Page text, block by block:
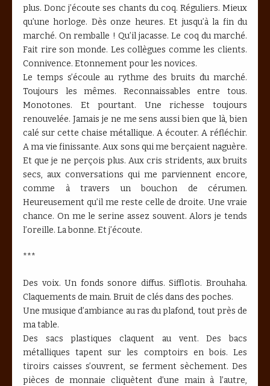
plus. Donc j’écoute ses chants du coq. Réguliers. Mieux
qu’une horloge. Dès onze heures. Et jusqu’à la fin du
marché. On remballe ! Qu’il jacasse. Le coq du marché.
Fait rire son monde. Les collègues comme les clients.
Connivence. Etonnement pour les novices.
Le temps s’écoule au rythme des bruits du marché.
Toujours les mêmes. Reconnaissables entre tous.
Monotones. Et pourtant. Une richesse toujours
renouvelée. Jamais je ne me sens aussi bien que là, bien
calé sur cette chaise métallique. A écouter. A réfléchir.
A ma vie finissante. Aux sons qui me berçaient naguère.
Et que je ne perçois plus. Aux cris stridents, aux bruits
secs, aux conversations qui me parviennent encore,
comme à travers un bouchon de cérumen.
Heureusement qu’il me reste celle de droite. Une vraie
chance. On me le serine assez souvent. Alors je tends
l’oreille. La bonne. Et j’écoute.
***
Des voix. Un fonds sonore diffus. Sifflotis. Brouhaha.
Claquements de main. Bruit de clés dans des poches.
Une musique d’ambiance au ras du plafond, tout près de
ma table.
Des sacs plastiques claquent au vent. Des bacs
métalliques tapent sur les comptoirs en bois. Les
tiroirs caisses s’ouvrent, se ferment sèchement. Des
pièces de monnaie cliquètent d’une main à l’autre,